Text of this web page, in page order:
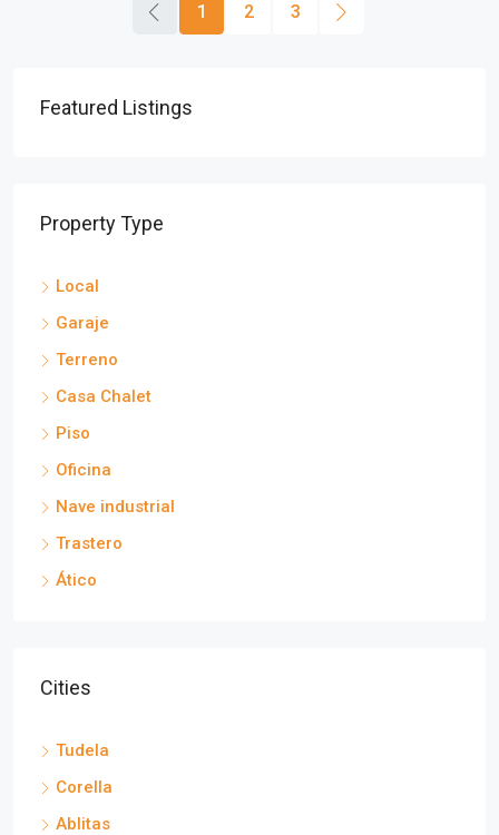
1 2 3
Featured Listings
Property Type
Local
Garaje
Terreno
Casa Chalet
Piso
Oficina
Nave industrial
Trastero
Ático
Cities
Tudela
Corella
Ablitas